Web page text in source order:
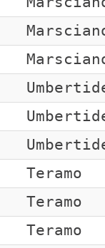
Teramo
Teramo
Teramo